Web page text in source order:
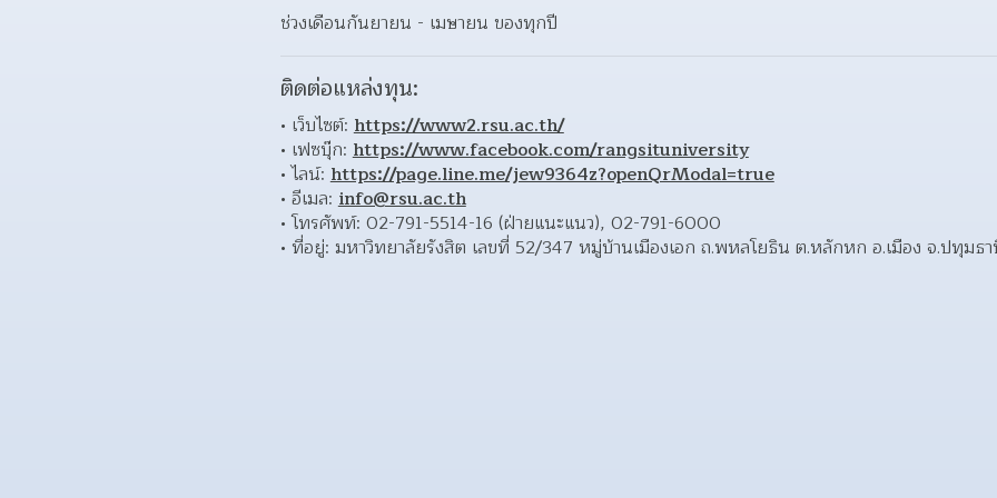
ช่วงเดือนกันยายน - เมษายน ของทุกปี
ติดต่อแหล่งทุน:
เว็บไซต์: https://www2.rsu.ac.th/
เฟซบุ๊ก: https://www.facebook.com/rangsituniversity
ไลน์: https://page.line.me/jew9364z?openQrModal=true
อีเมล: info@rsu.ac.th
โทรศัพท์: 02-791-5514-16 (ฝ่ายแนะแนว), 02-791-6000
ที่อยู่: มหาวิทยาลัยรังสิต เลขที่ 52/347 หมู่บ้านเมืองเอก ถ.พหลโยธิน ต.หลักหก อ.เมือง จ.ปทุมธ